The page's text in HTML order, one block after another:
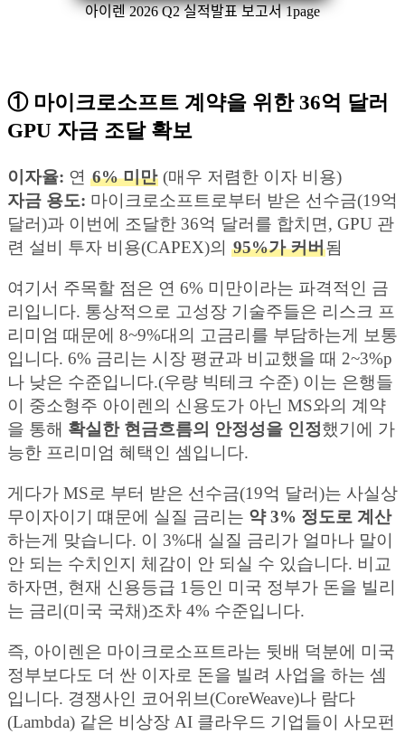
아이렌 2026 Q2 실적발표 보고서 1page
① 마이크로소프트 계약을 위한 36억 달러
GPU 자금 조달 확보
이자율: 연 6% 미만 (매우 저렴한 이자 비용)
자금 용도: 마이크로소프트로부터 받은 선수금(19억
달러)과 이번에 조달한 36억 달러를 합치면, GPU 관
련 설비 투자 비용(CAPEX)의 95%가 커버됨
여기서 주목할 점은 연 6% 미만이라는 파격적인 금
리입니다. 통상적으로 고성장 기술주들은 리스크 프
리미엄 때문에 8~9%대의 고금리를 부담하는게 보통
입니다. 6% 금리는 시장 평균과 비교했을 때 2~3%p
나 낮은 수준입니다.(우량 빅테크 수준) 이는 은행들
이 중소형주 아이렌의 신용도가 아닌 MS와의 계약
을 통해 확실한 현금흐름의 안정성을 인정했기에 가
능한 프리미엄 혜택인 셈입니다.
게다가 MS로 부터 받은 선수금(19억 달러)는 사실상
무이자이기 떄문에 실질 금리는 약 3% 정도로 계산
하는게 맞습니다. 이 3%대 실질 금리가 얼마나 말이
안 되는 수치인지 체감이 안 되실 수 있습니다. 비교
하자면, 현재 신용등급 1등인 미국 정부가 돈을 빌리
는 금리(미국 국채)조차 4% 수준입니다.
즉, 아이렌은 마이크로소프트라는 뒷배 덕분에 미국
정부보다도 더 싼 이자로 돈을 빌려 사업을 하는 셈
입니다. 경쟁사인 코어위브(CoreWeave)나 람다
(Lambda) 같은 비상장 AI 클라우드 기업들이 사모펀